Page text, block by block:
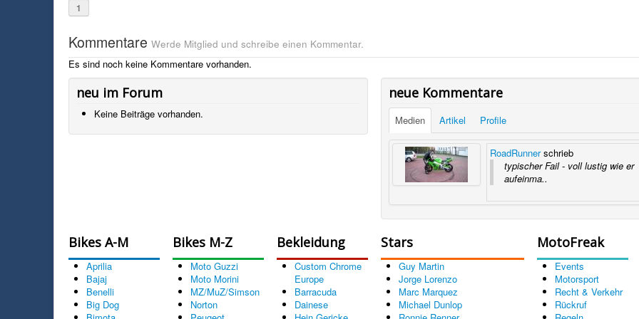
1
Kommentare Werde Mitglied und schreibe einen Kommentar.
Es sind noch keine Kommentare vorhanden.
neu im Forum
Keine Beiträge vorhanden.
neue Kommentare
Medien Artikel Profile
RoadRunnerschrieb
typischer Fail - voll lustig wie er
aufeinma..
Bikes A-M
Aprilia
Bajaj
Benelli
Big Dog
Bikes M-Z
Moto Guzzi
Moto Morini
MZ/MuZ/Simson
Norton
Bekleidung
Custom Chrome
Europe
Barracuda
Dainese
Stars
Guy Martin
Jorge Lorenzo
Marc Marquez
Michael Dunlop
MotoFreak
Events
Motorsport
Recht & Verkehr
Rückruf